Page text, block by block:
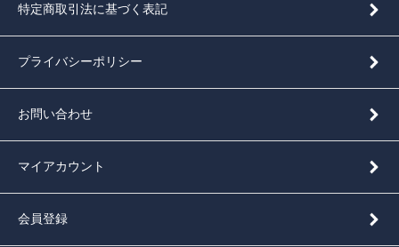
特定商取引法に基づく表記
プライバシーポリシー
お問い合わせ
マイアカウント
会員登録